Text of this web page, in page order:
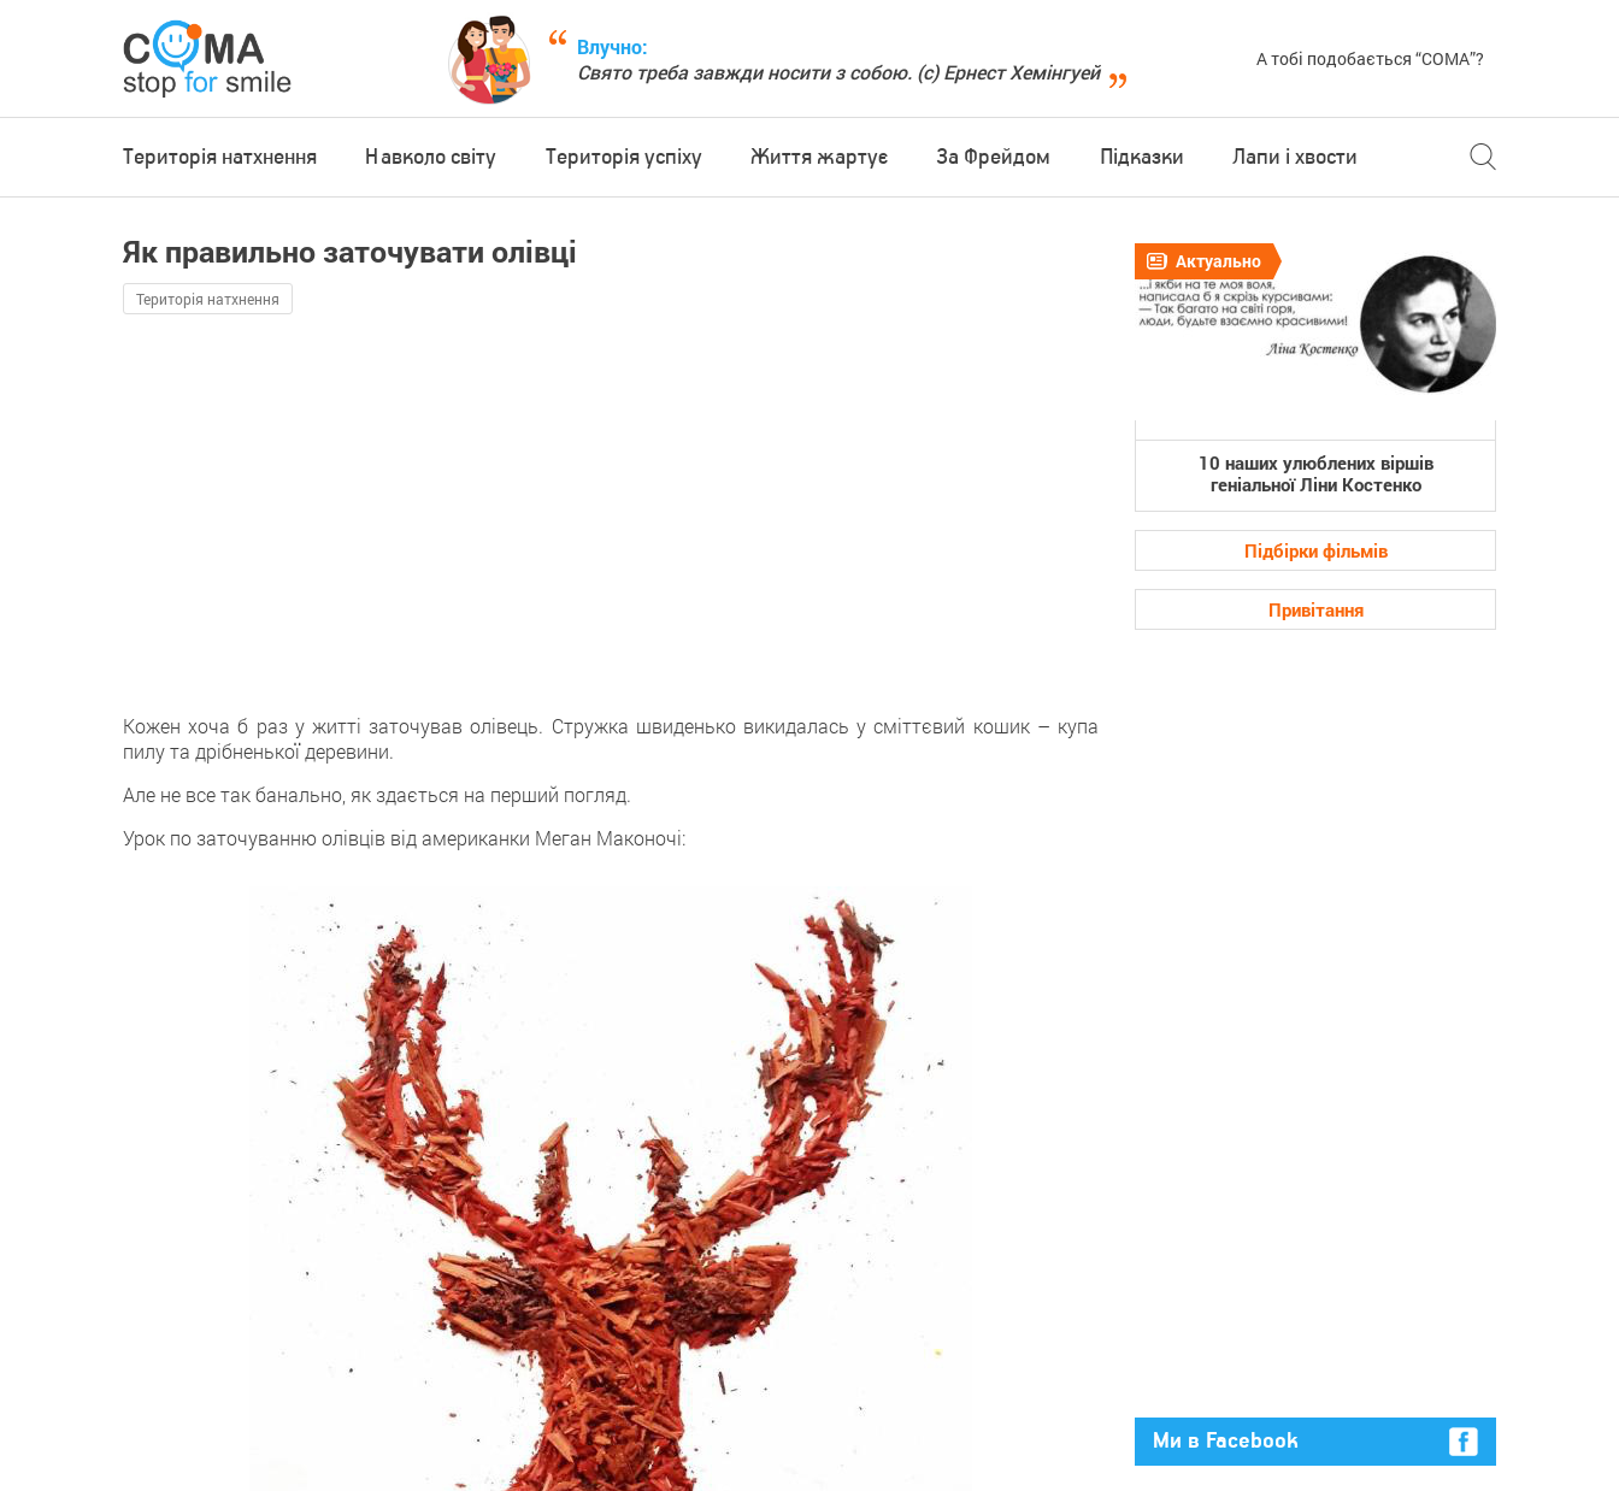
Влучно:
Свято треба завжди носити з собою. (с) Ернест Хемінгуей
А тобі подобається “COMA”?
Територія натхнення Навколо світу Територія успіху Життя жартує За Фрейдом Підказки Лапи і хвости
Як правильно заточувати олівці
Територія натхнення
Кожен хоча б раз у житті заточував олівець. Стружка швиденько викидалась у сміттєвий кошик – купа
пилу та дрібненької деревини.
Але не все так банально, як здається на перший погляд.
Урок по заточуванню олівців від американки Меган Маконочі:
Актуально
10 наших улюблених віршів
геніальної Ліни Костенко
Підбірки фільмів
Привітання
Ми в Facebook